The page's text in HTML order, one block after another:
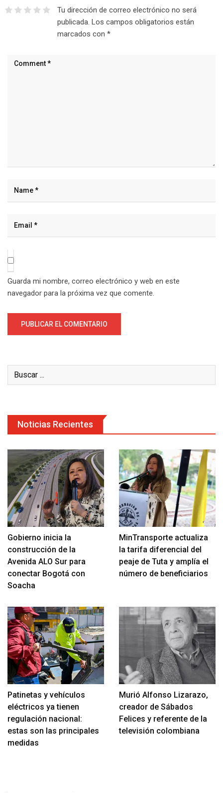
Tu dirección de correo electrónico no será
publicada. Los campos obligatorios están
marcados con *
Guarda mi nombre, correo electrónico y web en este
navegador para la próxima vez que comente.
Noticias Recientes
Gobierno inicia la
construcción de la
Avenida ALO Sur para
conectar Bogotá con
Soacha
MinTransporte actualiza
la tarifa diferencial del
peaje de Tuta y amplía el
número de beneficiarios
Patinetas y vehículos
eléctricos ya tienen
regulación nacional:
estas son las principales
medidas
Murió Alfonso Lizarazo,
creador de Sábados
Felices y referente de la
televisión colombiana